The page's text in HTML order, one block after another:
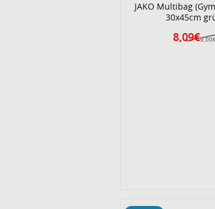
JAKO Multibag
30x45cm
8,09€